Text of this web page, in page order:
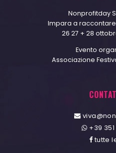
Nonprofitday
Impara a
26 27 + 28
Evento
Associazione
+39
tutte